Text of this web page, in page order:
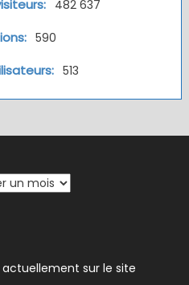
482 637
590
513
sur le site